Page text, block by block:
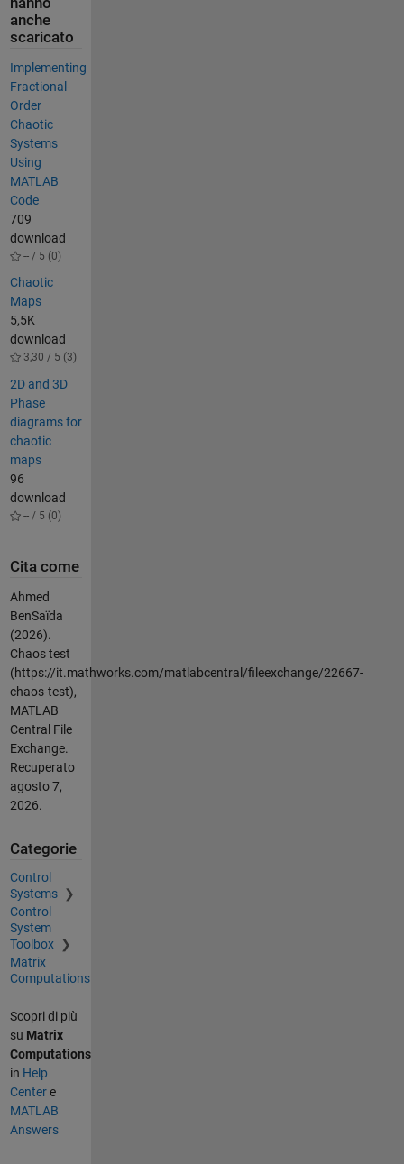
anche
scaricato
Implementing
Fractional-
Order
Chaotic
Systems
Using
MATLAB
Code
709
download
-- / 5 (0)
Chaotic
Maps
5,5K
download
3,30 / 5 (3)
2D and 3D
Phase
diagrams for
chaotic
maps
96
download
-- / 5 (0)
Cita come
Ahmed
BenSaïda
(2026).
Chaos test
(https://it.mathworks.com/matlabcentral/fileexchange/22667-
chaos-test),
MATLAB
Central File
Exchange.
Recuperato
agosto 7,
2026.
Categorie
Control
Systems
Control
System
Toolbox
Matrix
Computations
Scopri di più
su Matrix
Computations
in Help
Centere
MATLAB
Answers